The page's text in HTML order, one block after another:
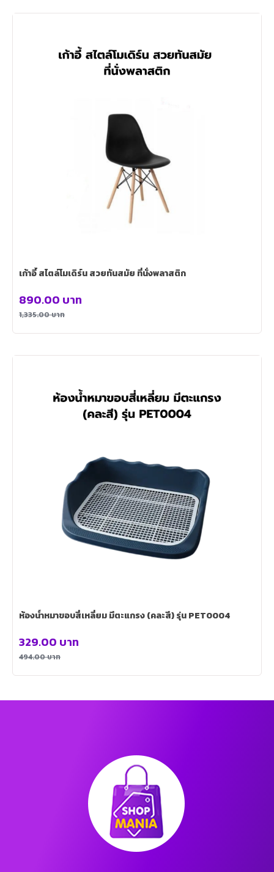
เก้าอี้ สไตล์โมเดิร์น สวยทันสมัย ที่นั่งพลาสติก
1,335.00บาท
890.00 บาท
ห้องน้ำหมาขอบสี่เหลี่ยม มีตะแกรง (คละสี) รุ่น PET0004
494.00บาท
329.00 บาท